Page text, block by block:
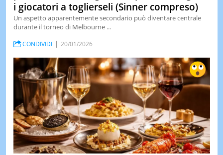
i giocatori a toglierseli (Sinner compreso)
Un aspetto apparentemente secondario può diventare centrale
durante il torneo di Melbourne ...
CONDIVIDI 20/01/2026